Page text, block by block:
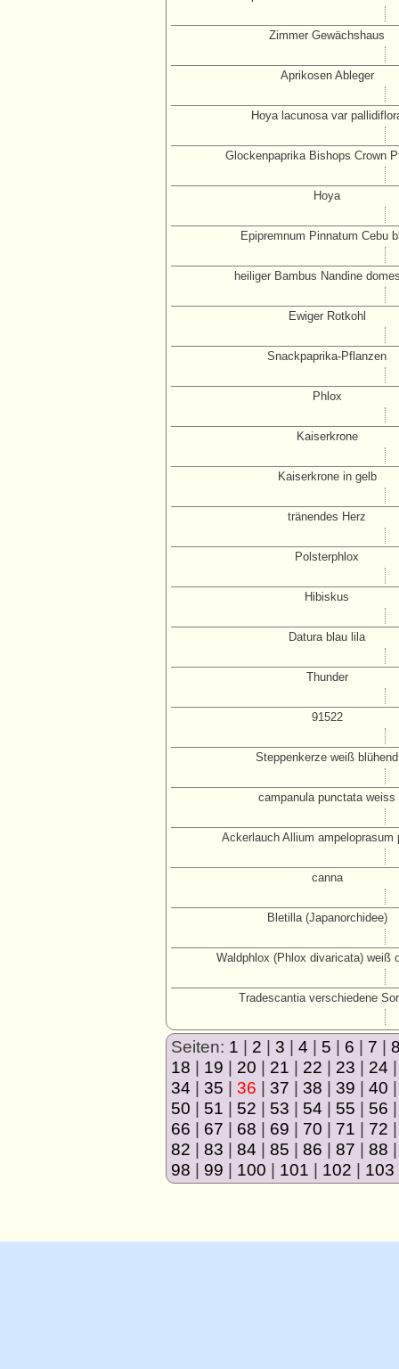
Zimmer Gewächshaus
Aprikosen Ableger
Hoya lacunosa var
Glockenpaprika Bishops Crown
Hoya
Epipremnum Pinnatum Cebu
heiliger Bambus Nandine
Ewiger Rotkohl
Snackpaprika-Pflanzen
Phlox
Kaiserkrone
Kaiserkrone in gelb
tränendes Herz
Polsterphlox
Hibiskus
Datura blau lila
Thunder
91522
Steppenkerze weiß blühend
campanula punctata weiss
Ackerlauch Allium ampeloprasum
canna
Bletilla (Japanorchidee)
Waldphlox (Phlox divaricata) weiß
Tradescantia verschiedene
Seiten: 1 | 2 | 3 | 4 | 5 | 6 | 7 |
18 | 19 | 20 | 21 | 22 | 23 | 24
34 | 35 | 36 | 37 | 38 | 39 | 40
50 | 51 | 52 | 53 | 54 | 55 | 56
66 | 67 | 68 | 69 | 70 | 71 | 72
82 | 83 | 84 | 85 | 86 | 87 | 88
98 | 99 | 100 | 101 | 102 | 103